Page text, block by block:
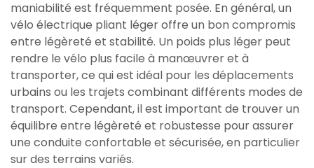
maniabilité est fréquemment posée. En général, un
vélo électrique pliant léger offre un bon compromis
entre légèreté et stabilité. Un poids plus léger peut
rendre le vélo plus facile à manœuvrer et à
transporter, ce qui est idéal pour les déplacements
urbains ou les trajets combinant différents modes de
transport. Cependant, il est important de trouver un
équilibre entre légèreté et robustesse pour assurer
une conduite confortable et sécurisée, en particulier
sur des terrains variés.